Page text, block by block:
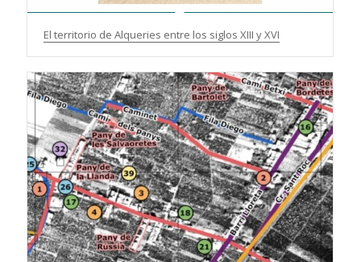
El territorio de Alqueries entre los siglos XIII y XVI